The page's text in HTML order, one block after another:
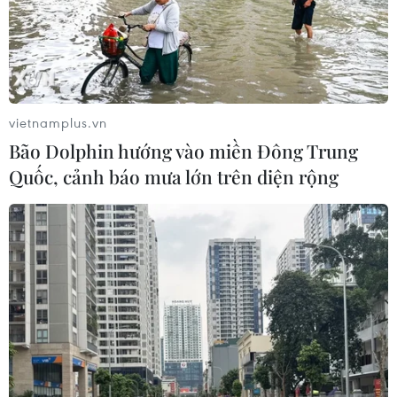
răng bị phát hiện tại sân
bay Tân Sơn Nhất.
NGHE
NGHE
Cục diện chiến sự Nga-
Ukraine ngày càng phức
tạp khi Mỹ cấp phép cho
Kiev sản xuất tên lửa
Tiệm trà sữa mới khai
trương ở Lâm Đồng bốc
cháy dữ dội
Khoảng 2h, ngọn lửa bất
vietnamplus.vn
Bão Dolphin hướng vào miền Đông Trung
Quốc, cảnh báo mưa lớn trên diện rộng